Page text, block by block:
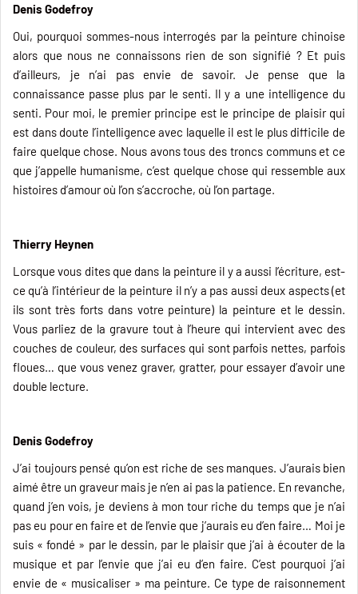
Denis Godefroy
Oui, pourquoi sommes-nous interrogés par la peinture chinoise
alors que nous ne connaissons rien de son signifié ? Et puis
d’ailleurs, je n’ai pas envie de savoir. Je pense que la
connaissance passe plus par le senti. Il y a une intelligence du
senti. Pour moi, le premier principe est le principe de plaisir qui
est dans doute l’intelligence avec laquelle il est le plus difficile de
faire quelque chose. Nous avons tous des troncs communs et ce
que j’appelle humanisme, c’est quelque chose qui ressemble aux
histoires d’amour où l’on s’accroche, où l’on partage.
Thierry Heynen
Lorsque vous dites que dans la peinture il y a aussi l’écriture, est-
ce qu’à l’intérieur de la peinture il n’y a pas aussi deux aspects (et
ils sont très forts dans votre peinture) la peinture et le dessin.
Vous parliez de la gravure tout à l’heure qui intervient avec des
couches de couleur, des surfaces qui sont parfois nettes, parfois
floues… que vous venez graver, gratter, pour essayer d’avoir une
double lecture.
Denis Godefroy
J’ai toujours pensé qu’on est riche de ses manques. J’aurais bien
aimé être un graveur mais je n’en ai pas la patience. En revanche,
quand j’en vois, je deviens à mon tour riche du temps que je n’ai
pas eu pour en faire et de l’envie que j’aurais eu d’en faire… Moi je
suis « fondé » par le dessin, par le plaisir que j’ai à écouter de la
musique et par l’envie que j’ai eu d’en faire. C’est pourquoi j’ai
envie de « musicaliser » ma peinture. Ce type de raisonnement